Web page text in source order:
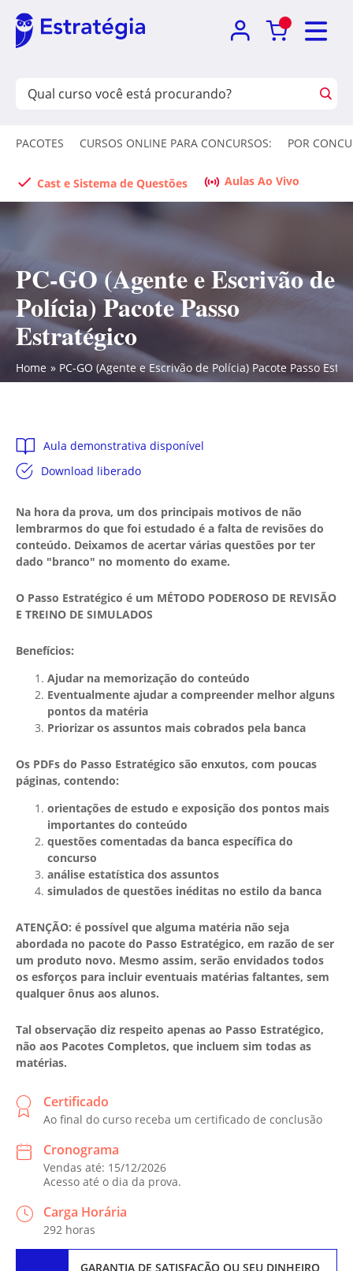
PACOTES CURSOS ONLINE PARA CONCURSOS: POR
Cast e Sistema de Questões Aulas Ao Vivo
PC-GO (Agente e Escrivão de
Polícia) Pacote Passo
Estratégico
Home PC-GO (Agente e Escrivão de Polícia) Pacote Passo
Aula demonstrativa disponível
Download liberado
Na hora da prova, um dos principais motivos de não
lembrarmos do que foi estudado é a falta de revisões do
conteúdo. Deixamos de acertar várias questões por ter
dado "branco" no momento do exame.
O Passo Estratégico é um MÉTODO PODEROSO DE REVISÃO
E TREINO DE SIMULADOS
Benefícios:
Ajudar na memorização do conteúdo
Eventualmente ajudar a compreender melhor alguns
pontos da matéria
Priorizar os assuntos mais cobrados pela banca
Os PDFs do Passo Estratégico são enxutos, com poucas
páginas, contendo:
orientações de estudo e exposição dos pontos mais
importantes do conteúdo
questões comentadas da banca específica do
concurso
análise estatística dos assuntos
simulados de questões inéditas no estilo da banca
ATENÇÃO: é possível que alguma matéria não seja
abordada no pacote do Passo Estratégico, em razão de ser
um produto novo. Mesmo assim, serão envidados todos
os esforços para incluir eventuais matérias faltantes, sem
qualquer ônus aos alunos.
Tal observação diz respeito apenas ao Passo Estratégico,
não aos Pacotes Completos, que incluem sim todas as
matérias.
Certificado
Ao final do curso receba um certificado de conclusão
Cronograma
Vendas até: 15/12/2026
Acesso até o dia da prova.
Carga Horária
292 horas
GARANTIA DE SATISFAÇÃO OU SEU DINHEIRO